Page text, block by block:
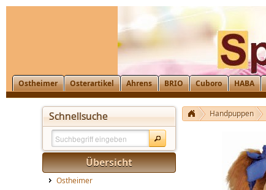
Ostheimer Osterartikel Ahrens BRIO Cuboro HABA
Schnellsuche
Übersicht
Ostheimer
Handpuppen